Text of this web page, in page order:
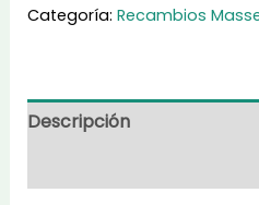
cantidad
Categoría: Recambios
Descripción